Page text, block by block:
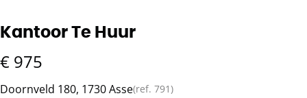
Kantoor Te Huur
€ 975
Doornveld 180, 1730 Asse(ref. 791)